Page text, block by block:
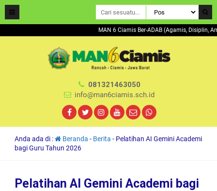
MAN 6 Ciamis Ber-ADAB (Agamis, Disiplin,
081321463050
info@man6ciamis.sch.id
Anda ada di : Beranda - Berita - Pelatihan AI Gemini Academi
bagi Guru Tahun 2026
Pelatihan AI Gemini Academi bagi